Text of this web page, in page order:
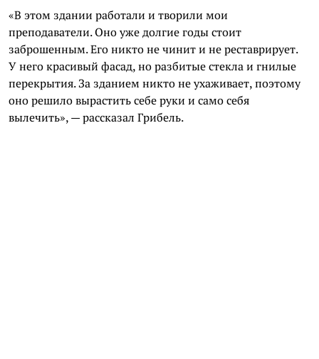
«В этом здании работали и творили мои
преподаватели. Оно уже долгие годы стоит
заброшенным. Его никто не чинит и не реставрирует.
У него красивый фасад, но разбитые стекла и гнилые
перекрытия. За зданием никто не ухаживает, поэтому
оно решило вырастить себе руки и само себя
вылечить», — рассказал Грибель.